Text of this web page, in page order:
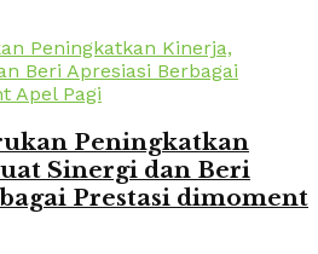
Peningkatkan
Sinergi dan Beri
Prestasi dimoment